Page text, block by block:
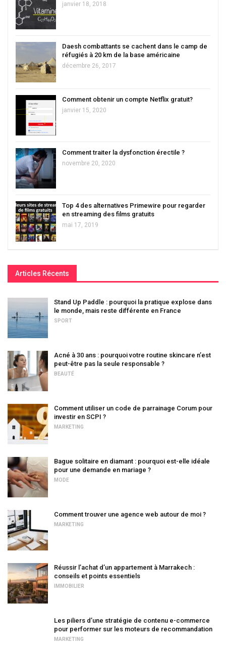
janvier 18, 2018
Daesh combattants se cachent dans le camp de
réfugiés à 20 km de la base américaine
décembre 26, 2017
Comment obtenir un compte Netflix gratuit?
janvier 15, 2020
Comment traiter la dysfonction érectile ?
novembre 20, 2020
Top 4 des alternatives Primewire pour regarder
en streaming des films gratuits
mai 17, 2019
Articles Récents
Stand Up Paddle : pourquoi la pratique explose dans
le monde, mais reste différente en France
SPORT
Acné à 30 ans : pourquoi votre routine skincare n’est
peut-être pas la seule responsable ?
BEAUTÉ
Comment utiliser un code de parrainage Corum pour
investir en SCPI ?
MARKETING
Bague solitaire en diamant : pourquoi est-elle idéale
pour une demande en mariage ?
MODE
Comment trouver une agence web autour de moi ?
MARKETING
Réussir l’achat d’un appartement à Marrakech :
conseils et points essentiels
IMMOBILIER
Les piliers d’une stratégie de contenu e-commerce
pour performer sur les moteurs de recommandation
MARKETING